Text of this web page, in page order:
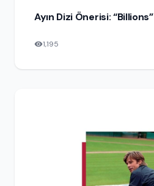
Ayın Dizi Önerisi: “Billions”
1,195